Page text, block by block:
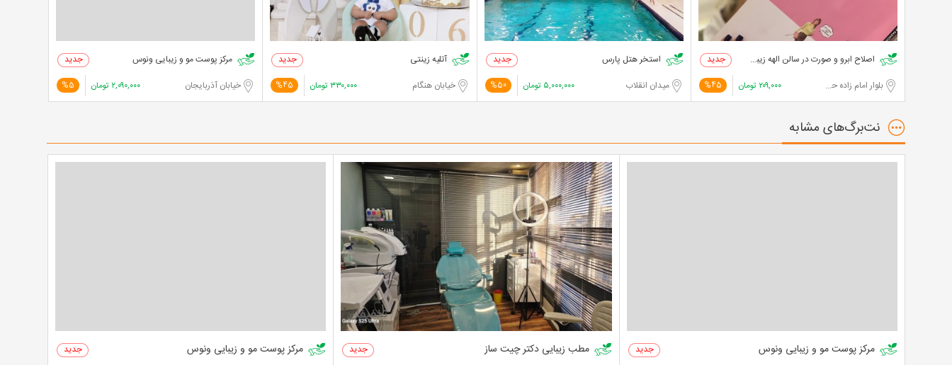
اصلاح ابرو و صورت در سالن الهه زیبایی
بلوار امام زاده حسن
%45 ۲۰۹,۰۰۰ تومان
استخر هتل پارس
میدان انقلاب
%50 ۵,۰۰۰,۰۰۰ تومان
آتلیه زینتی
خیابان هنگام
%45 ۳۳۰,۰۰۰تومان
مرکز پوست مو و زیبایی ونوس
خیابان آذربایجان
%5 ۲,۰۹۰,۰۰۰ تومان
نت‌برگ‌های مشابه
مرکز پوست مو و زیبایی ونوس مطب زیبایی دکتر چیت ساز مرکز پوست مو و زیبایی ونوس